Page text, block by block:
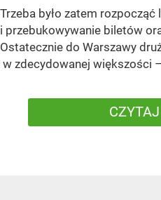
Trzeba było zatem rozpocząć
i przebukowywanie biletów
Ostatecznie do Warszawy
w zdecydowanej większości